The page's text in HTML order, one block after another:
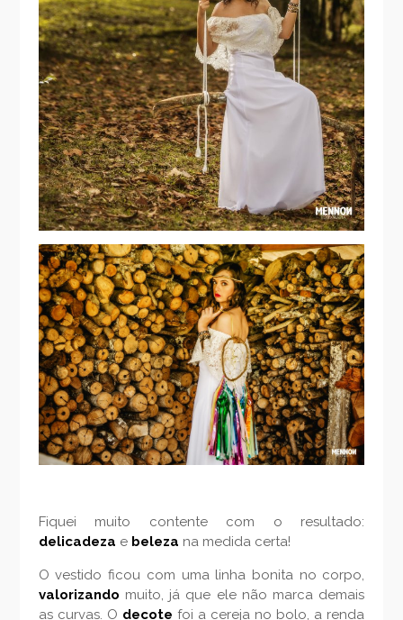
Fiquei muito contente com o resultado:
delicadeza e beleza na medida certa!
O vestido ficou com uma linha bonita no corpo,
valorizando muito, já que ele não marca demais
as curvas. O decote foi a cereja no bolo, a renda